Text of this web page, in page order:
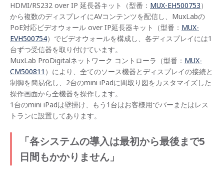
HDMI/RS232 over IP 延長器キット（型番： MUX-EH500753）
から複数のディスプレイにAVコンテンツを配信し、MuxLabの
PoE対応ビデオウォール over IP延長器キット（型番： MUX-
EVH500754）でビデオウォールを構成し、各ディスプレイには1
台ずつ受信器を取り付けています。
MuxLab ProDigitalネットワーク コントローラ（型番： MUX-
CM500811 ）により、全てのソース機器とディスプレイの接続と
制御を簡易化し、2台のmini iPadに間取り図をカスタマイズした
操作画面から全機器を操作します。
1台のmini iPadは壁掛け、もう1台はお客様用でバーまたはレス
トランに設置してあります。
「各システムの導入は最初から最後まで5
日間もかかりません」